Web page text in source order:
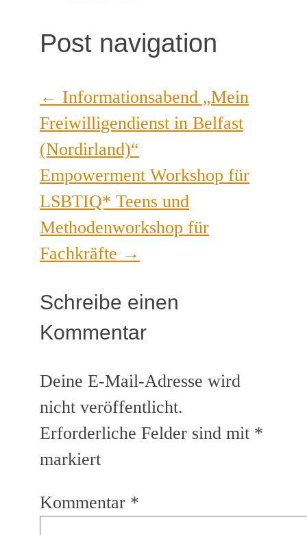
Post navigation
← Informationsabend „Mein
Freiwilligendienst in Belfast
(Nordirland)“
Empowerment Workshop für
LSBTIQ* Teens und
Methodenworkshop für
Fachkräfte →
Schreibe einen
Kommentar
Deine E-Mail-Adresse wird
nicht veröffentlicht.
Erforderliche Felder sind mit *
markiert
Kommentar *